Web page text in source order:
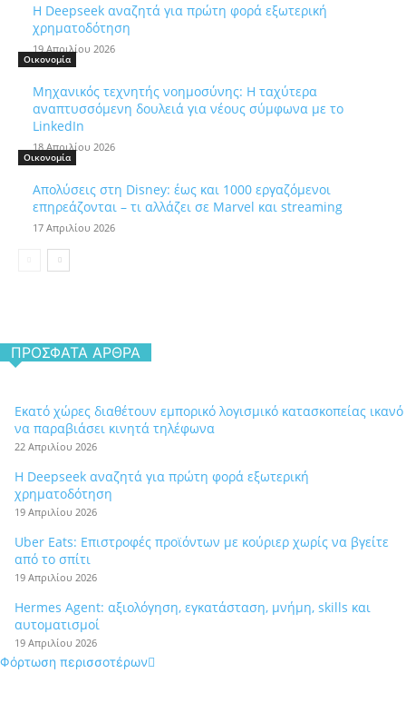
Η Deepseek αναζητά για πρώτη φορά εξωτερική
χρηματοδότηση
19 Απριλίου 2026
Οικονομία
Μηχανικός τεχνητής νοημοσύνης: Η ταχύτερα
αναπτυσσόμενη δουλειά για νέους σύμφωνα με το
LinkedIn
18 Απριλίου 2026
Οικονομία
Απολύσεις στη Disney: έως και 1000 εργαζόμενοι
επηρεάζονται – τι αλλάζει σε Marvel και streaming
17 Απριλίου 2026
ΠΡΌΣΦΑΤΑ ΆΡΘΡΑ
Εκατό χώρες διαθέτουν εμπορικό λογισμικό κατασκοπείας ικανό
να παραβιάσει κινητά τηλέφωνα
22 Απριλίου 2026
Η Deepseek αναζητά για πρώτη φορά εξωτερική
χρηματοδότηση
19 Απριλίου 2026
Uber Eats: Επιστροφές προϊόντων με κούριερ χωρίς να βγείτε
από το σπίτι
19 Απριλίου 2026
Hermes Agent: αξιολόγηση, εγκατάσταση, μνήμη, skills και
αυτοματισμοί
19 Απριλίου 2026
Φόρτωση περισσοτέρων